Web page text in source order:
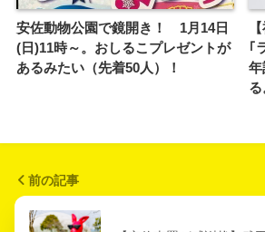
安佐動物公園で鏡開き！ 1月14日
(日)11時～。おしるこプレゼントが
あるみたい（先着50人）！
｢
年
る
前の記事